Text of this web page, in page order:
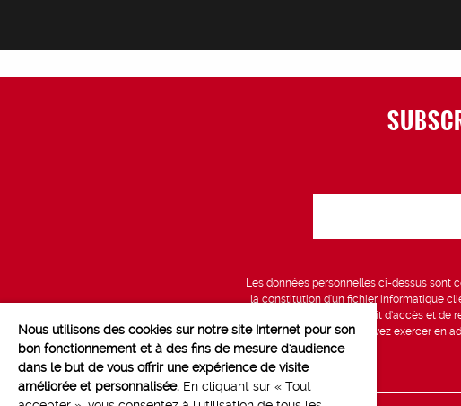
Les données personnelles ci-dessus sont
la constitution d’un fichier informatique
vous bénéficiez d’un droit d’accès et
données, que vous pouvez exercer en
Nous utilisons des cookies sur notre site Internet pour son
bon fonctionnement et à des fins de mesure d'audience
dans le but de vous offrir une expérience de visite
améliorée et personnalisée. En cliquant sur « Tout